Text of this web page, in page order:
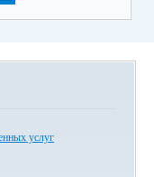
услуг